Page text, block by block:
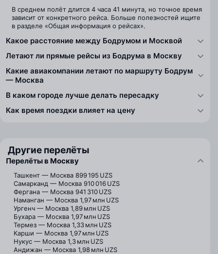
В среднем полёт длится 4 часа 41 минута, но точное время
зависит от конкретного рейса. Больше полезностей ищите
в разделе «Общая информация о рейсах».
Какое расстояние между Бодрумом и Москвой
Летают ли прямые рейсы из Бодрума в Москву
Какие авиакомпании летают по маршруту Бодрум
— Москва
В каком городе лучше делать пересадку
Как время поездки влияет на цену
Другие перелёты
Перелёты в Москву
Ташкент — Москва 899 195 UZS
Самарканд — Москва 910 016 UZS
Фергана — Москва 941 310 UZS
Наманган — Москва 1,97 млн UZS
Ургенч — Москва 1,89 млн UZS
Бухара — Москва 1,97 млн UZS
Термез — Москва 1,33 млн UZS
Карши — Москва 1,97 млн UZS
Нукус — Москва 1,3 млн UZS
Андижан — Москва 1,98 млн UZS